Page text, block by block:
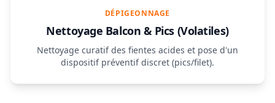
DÉPIGEONNAGE
Nettoyage Balcon & Pics (Volatiles)
Nettoyage curatif des fientes acides et pose d'un
dispositif préventif discret (pics/filet).